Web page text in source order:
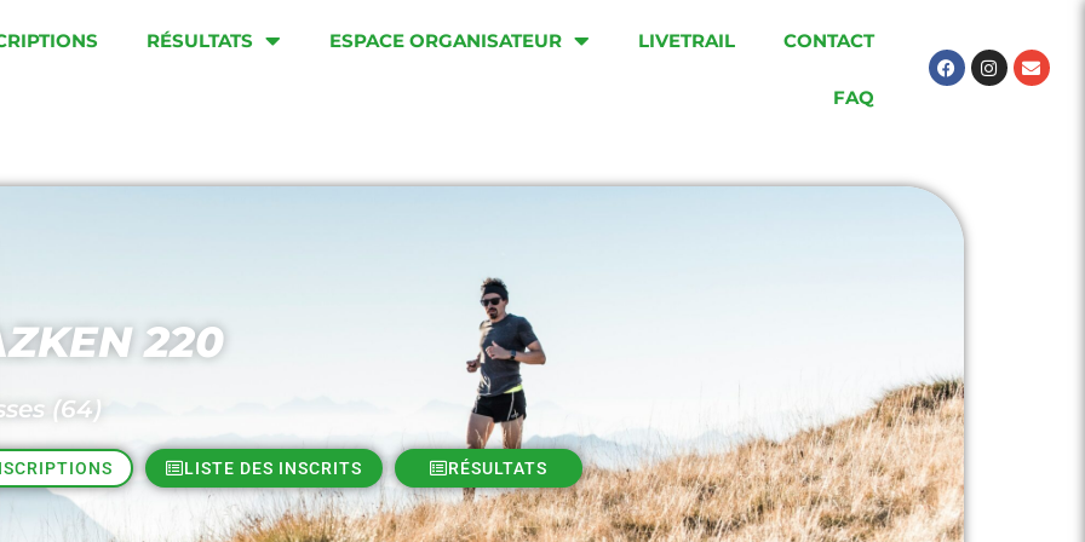
RÉSULTATS ESPACE ORGANISATEUR LIVETRAIL CONTACT
FAQ
FacebookInstagram
220
(64)
LISTE DES INSCRITS RÉSULTATS